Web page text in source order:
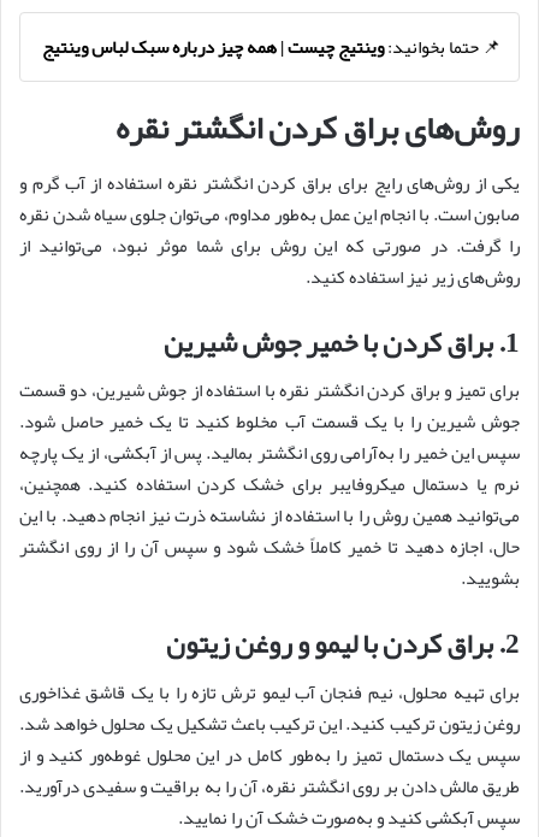
📌 حتما بخوانید:وینتیج چیست | همه چیز درباره سبک لباس وینتیج
روش‌های براق کردن انگشتر نقره
یکی از روش‌های رایج برای براق کردن انگشتر نقره استفاده از آب گرم و
صابون است. با انجام این عمل به‌طور مداوم، می‌توان جلوی سیاه شدن نقره
را گرفت. در صورتی که این روش برای شما موثر نبود، می‌توانید از
روش‌های زیر نیز استفاده کنید.
1. براق کردن با خمیر جوش شیرین
برای تمیز و براق کردن انگشتر نقره با استفاده از جوش شیرین، دو قسمت
جوش شیرین را با یک قسمت آب مخلوط کنید تا یک خمیر حاصل شود.
سپس این خمیر را به‌آرامی روی انگشتر بمالید. پس از آبکشی، از یک پارچه
نرم یا دستمال میکروفایبر برای خشک کردن استفاده کنید. همچنین،
می‌توانید همین روش را با استفاده از نشاسته ذرت نیز انجام دهید. با این
حال، اجازه دهید تا خمیر کاملاً خشک شود و سپس آن را از روی انگشتر
بشویید.
2. براق کردن با لیمو و روغن زیتون
برای تهیه محلول، نیم فنجان آب لیمو ترش تازه را با یک قاشق غذاخوری
روغن زیتون ترکیب کنید. این ترکیب باعث تشکیل یک محلول خواهد شد.
سپس یک دستمال تمیز را به‌طور کامل در این محلول غوطه‌ور کنید و از
طریق مالش دادن بر روی انگشتر نقره، آن را به براقیت و سفیدی درآورید.
سپس آبکشی کنید و به‌صورت خشک آن را نمایید.